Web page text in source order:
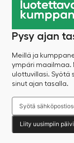
Pysy ajan
Meillä ja
ympäri maailmaa.
ulottuvillasi. Syötä
sinut ajan tasalla.
Liity uusimpiin